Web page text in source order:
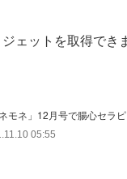
ェットを取得でき
ネモネ」12月号で腸心セラ
05:55